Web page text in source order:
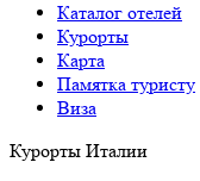
Каталог отелей
Курорты
Карта
Памятка туристу
Виза
Курорты Италии